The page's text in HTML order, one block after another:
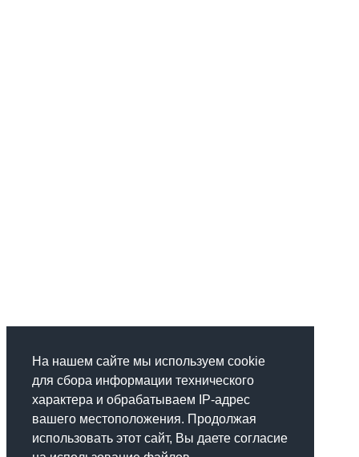
На нашем сайте мы используем cookie
для сбора информации технического
характера и обрабатываем IP-адрес
вашего местоположения. Продолжая
использовать этот сайт, Вы даете согласие